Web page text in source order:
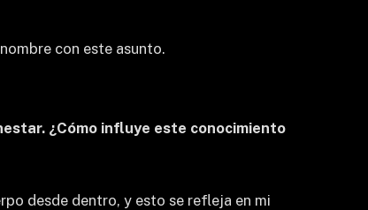
con este asunto.
¿Cómo influye este conocimiento
desde dentro, y esto se refleja en mi